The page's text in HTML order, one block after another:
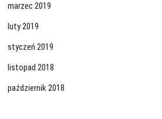
marzec 2019
luty 2019
styczeń 2019
listopad 2018
październik 2018